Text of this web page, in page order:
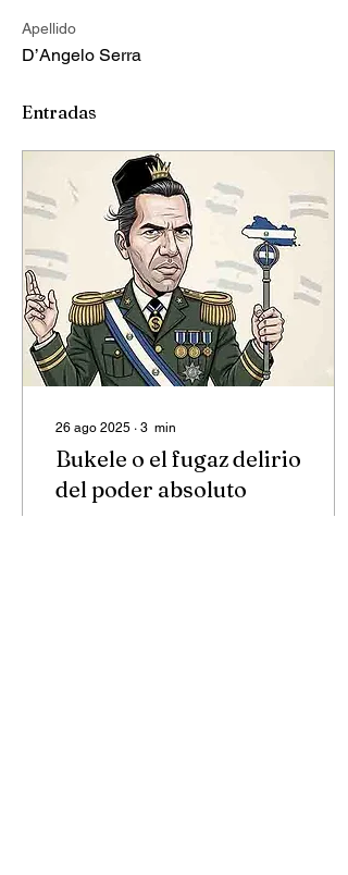
Apellido
D’Angelo Serra
Entradas
26 ago 2025 ∙ 3 min
Bukele o el fugaz delirio
del poder absoluto